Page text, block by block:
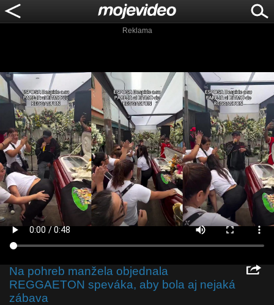
Reklama
Na pohreb manžela objednala
REGGAETON speváka, aby bola aj nejaká
zábava